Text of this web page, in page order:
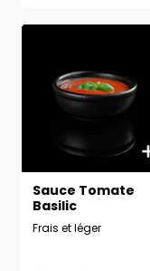
Sauce Tomate
Basilic
Frais et léger